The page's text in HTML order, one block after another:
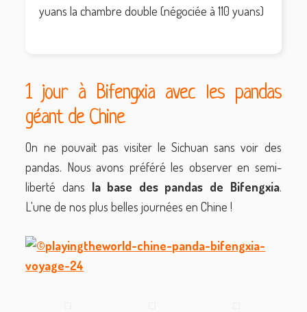
yuans la chambre double (négociée à 110 yuans)
1 jour à Bifengxia avec les pandas
géant de Chine
On ne pouvait pas visiter le Sichuan sans voir des
pandas. Nous avons préféré les observer en semi-
liberté dans la base des pandas de Bifengxia.
L'une de nos plus belles journées en Chine !